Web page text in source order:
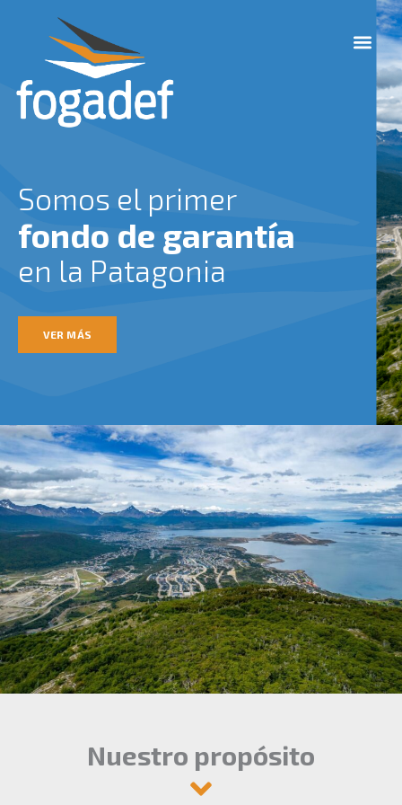
M
e
Somos el primer
fondo de garantía
en la Patagonia
VER MÁS
Nuestro propósito